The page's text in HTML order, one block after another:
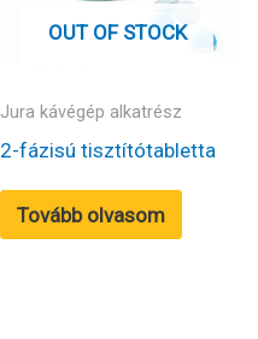
OUT OF STOCK
Jura kávégép alkatrész
2-fázisú tisztítótabletta
Tovább olvasom